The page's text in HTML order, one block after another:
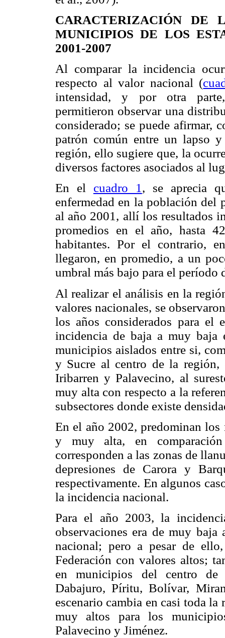
CARACTERIZACIÓN DE
MUNICIPIOS DE LOS
2001-2007
Al comparar la incidencia
respecto al valor nacional (
intensidad, y por otra
permitieron observar una
considerado; se puede afirmar,
patrón común entre un lapso
región, ello sugiere que, la
diversos factores asociados al
En el cuadro 1, se aprecia
enfermedad en la población del
al año 2001, allí los resultados
promedios en el año, hasta
habitantes. Por el contrario,
llegaron, en promedio, a un
umbral más bajo para el período
Al realizar el análisis en la
valores nacionales, se
los años considerados para el
incidencia de baja a muy baja
municipios aislados entre si,
y Sucre al centro de la
Iribarren y Palavecino, al
muy alta con respecto a la
subsectores donde existe
En el año 2002, predominan
y muy alta, en
corresponden a las zonas de
depresiones de Carora y
respectivamente. En algunos
la incidencia nacional.
Para el año 2003, la
observaciones era de muy
nacional; pero a pesar de
Federación con valores altos;
en municipios del centro de
Dabajuro, Píritu, Bolívar,
escenario cambia en casi toda
muy altos para los
Palavecino y Jiménez.